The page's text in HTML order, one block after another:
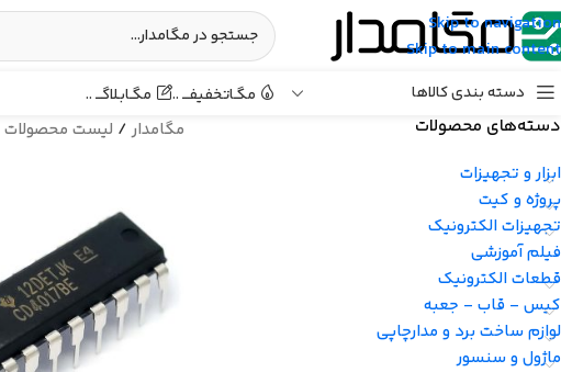
Skip to navigation
Skip to main content
دسته بندی کالاها مگـاتخفیفـــ .. مگـابـلاگـــ ..
دسته‌های محصولات
ابزار و تجهیزات
پروژه و کیت
تجهیزات الکترونیک
فیلم آموزشی
قطعات الکترونیک
کیس - قاب - جعبه
لوازم ساخت برد و مدارچاپی
ماژول و سنسور
مگامدار/ لیست محصولات